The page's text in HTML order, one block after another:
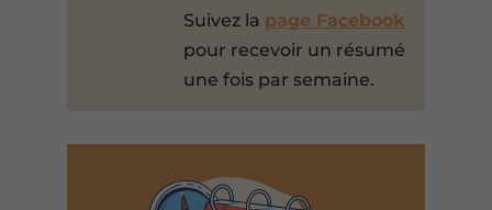
Suivez la page Facebook
pour recevoir un résumé
une fois par semaine.